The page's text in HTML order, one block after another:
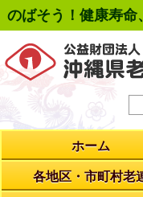
のばそう！健康寿命
ホーム
各地区・市町村老